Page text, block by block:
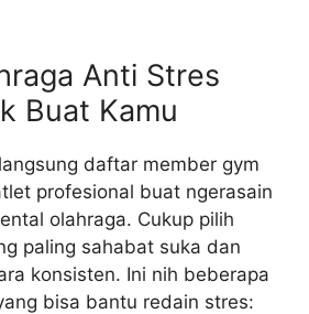
Anti Stres
Buat Kamu
daftar member gym
profesional buat ngerasain
olahraga. Cukup pilih
paling sahabat suka dan
konsisten. Ini nih beberapa
bisa bantu redain stres: